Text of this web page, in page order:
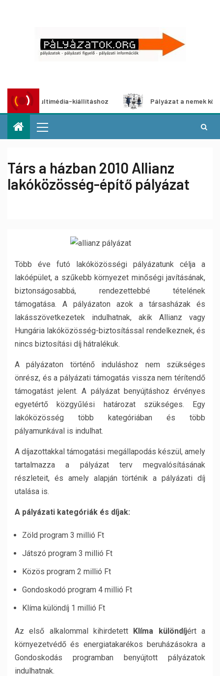
multimédia-kiállításhoz Pályázat a nemek közötti
Társ a házban 2010 Allianz
lakóközösség-építő pályázat
Több éve futó lakóközösségi pályázatunk célja a
lakóépület, a szűkebb környezet minőségi javításának,
biztonságosabbá, rendezettebbé tételének
támogatása. A pályázaton azok a társasházak és
lakásszövetkezetek indulhatnak, akik Allianz vagy
Hungária lakóközösség-biztosítással rendelkeznek, és
nincs biztosítási díj hátralékuk.
A pályázaton történő induláshoz nem szükséges
önrész, és a pályázati támogatás vissza nem térítendő
támogatást jelent. A pályázat benyújtáshoz érvényes
egyetértő közgyűlési határozat szükséges. Egy
lakóközösség több kategóriában és több
pályamunkával is indulhat.
A díjazottakkal támogatási megállapodás készül, amely
tartalmazza a pályázat terv megvalósításának
részleteit, és amely alapján történik a pályázati díj
utalása is.
A pályázati kategóriák és díjak:
Zöld program 3 millió Ft
Játszó program 3 millió Ft
Közös program 2 millió Ft
Gondoskodó program 4 millió Ft
Klíma különdíj 1 millió Ft
Az első alkalommal kihirdetett Klíma különdíjért a
környezetvédő és energiatakarékos beruházásokra a
Gondoskodás programban benyújtott pályázatok
indulhatnak.